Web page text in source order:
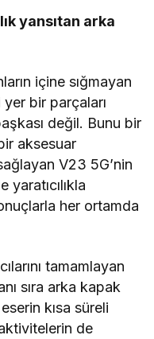
yansıtan arka
içine sığmayan
bir parçaları
değil. Bunu bir
aksesuar
V23 5G’nin
her ortamda
tamamlayan
sıra arka kapak
kısa süreli
aktivitelerin de